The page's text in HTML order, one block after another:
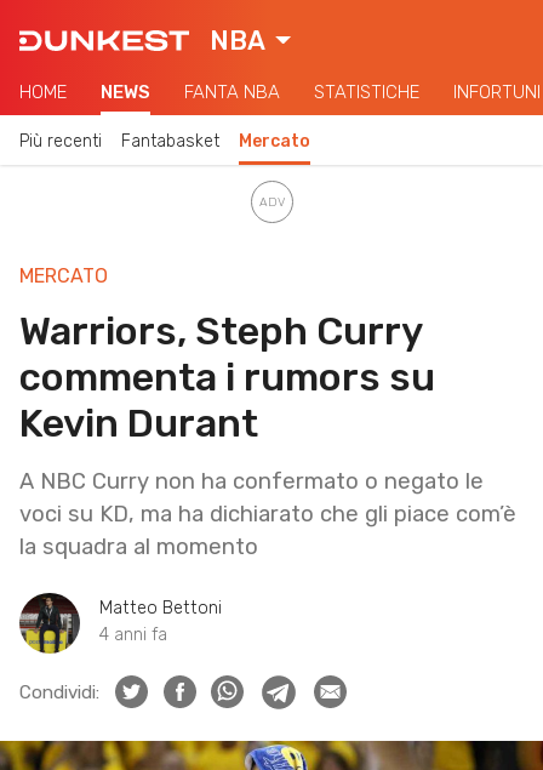
NBA
HOME NEWS FANTA NBA STATISTICHE INFORTUNI
Più recenti Fantabasket Mercato
MERCATO
Warriors, Steph Curry
commenta i rumors su
Kevin Durant
A NBC Curry non ha confermato o negato le
voci su KD, ma ha dichiarato che gli piace com’è
la squadra al momento
Matteo Bettoni
4 anni fa
Condividi: